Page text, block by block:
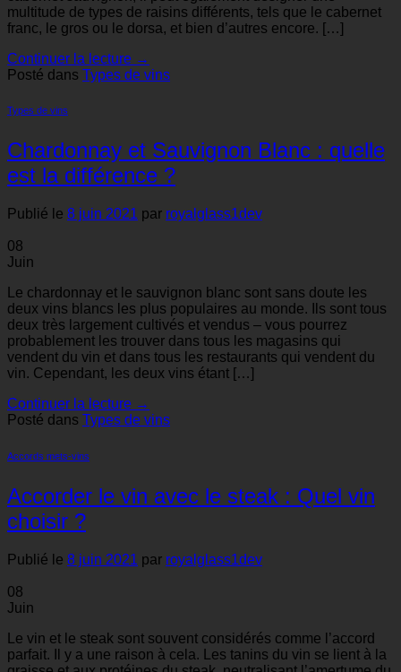
multitude de types de raisins différents, tels que le cabernet
franc, le gros ou le dorsa, et bien d’autres encore. […]
Continuer la lecture →
Posté dans Types de vins
Types de vins
Chardonnay et Sauvignon Blanc : quelle
est la différence ?
Publié le 8 juin 2021 par royalglass1dev
08
Juin
Le chardonnay et le sauvignon blanc sont sans doute les
deux vins blancs les plus populaires au monde. Ils sont tous
deux très largement cultivés et vendus – vous pourrez
probablement les trouver dans tous les magasins qui
vendent du vin et dans tous les restaurants qui vendent du
vin. Cependant, les deux vins étant […]
Continuer la lecture →
Posté dans Types de vins
Accords mets-vins
Accorder le vin avec le steak : Quel vin
choisir ?
Publié le 8 juin 2021 par royalglass1dev
08
Juin
Le vin et le steak sont souvent considérés comme l’accord
parfait. Il y a une raison à cela. Les tanins du vin se lient à la